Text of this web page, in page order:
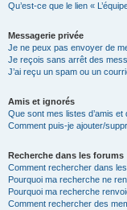
Qu’est-ce que le lien «
Messagerie privée
Je ne peux pas envoyer de
Je reçois sans arrêt des
J’ai reçu un spam ou un
Amis et ignorés
Que sont mes listes d’amis et
Comment puis-je ajouter/
Recherche dans les forums
Comment rechercher dans
Pourquoi ma recherche ne
Pourquoi ma recherche
Comment rechercher des